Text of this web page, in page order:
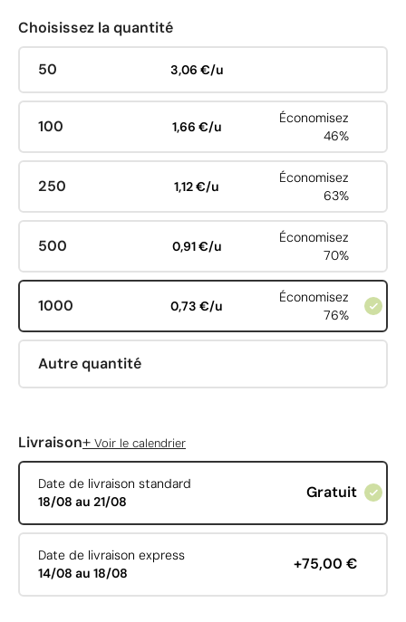
Choisissez la quantité
50 3,06 €/u
100 1,66 €/u
Économisez
46%
250 1,12 €/u
Économisez
63%
500 0,91 €/u
Économisez
70%
1000 0,73 €/u
Économisez
76%
Autre quantité
Livraison+ Voir le calendrier
Date de livraison standard
18/08 au 21/08
Gratuit
Date de livraison express
14/08 au 18/08
+75,00 €